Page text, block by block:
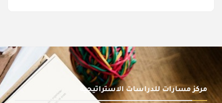
مركز مسارات للدراسات الاستراتيجية